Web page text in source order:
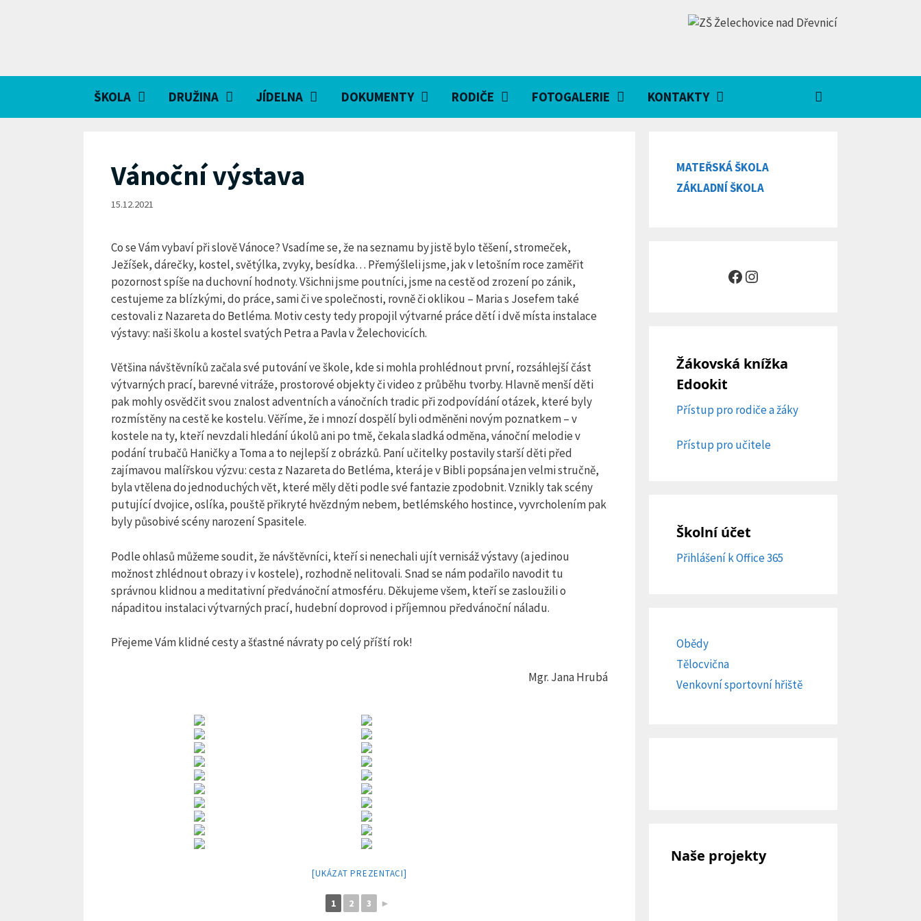
ŠKOLA DRUŽINA JÍDELNA DOKUMENTY RODIČE FOTOGALERIE KONTAKTY
Vánoční výstava
15.12.2021
Co se Vám vybaví při slově Vánoce? Vsadíme se, že na seznamu by jistě bylo těšení, stromeček,
Ježíšek, dárečky, kostel, světýlka, zvyky, besídka… Přemýšleli jsme, jak v letošním roce zaměřit
pozornost spíše na duchovní hodnoty. Všichni jsme poutníci, jsme na cestě od zrození po zánik,
cestujeme za blízkými, do práce, sami či ve společnosti, rovně či oklikou – Maria s Josefem také
cestovali z Nazareta do Betléma. Motiv cesty tedy propojil výtvarné práce dětí i dvě místa instalace
výstavy: naši školu a kostel svatých Petra a Pavla v Želechovicích.
Většina návštěvníků začala své putování ve škole, kde si mohla prohlédnout první, rozsáhlejší část
výtvarných prací, barevné vitráže, prostorové objekty či video z průběhu tvorby. Hlavně menší děti
pak mohly osvědčit svou znalost adventních a vánočních tradic při zodpovídání otázek, které byly
rozmístěny na cestě ke kostelu. Věříme, že i mnozí dospělí byli odměněni novým poznatkem – v
kostele na ty, kteří nevzdali hledání úkolů ani po tmě, čekala sladká odměna, vánoční melodie v
podání trubačů Haničky a Toma a to nejlepší z obrázků. Paní učitelky postavily starší děti před
zajímavou malířskou výzvu: cesta z Nazareta do Betléma, která je v Bibli popsána jen velmi stručně,
byla vtělena do jednoduchých vět, které měly děti podle své fantazie zpodobnit. Vznikly tak scény
putující dvojice, oslíka, pouště přikryté hvězdným nebem, betlémského hostince, vyvrcholením pak
byly působivé scény narození Spasitele.
Podle ohlasů můžeme soudit, že návštěvníci, kteří si nenechali ujít vernisáž výstavy (a jedinou
možnost zhlédnout obrazy i v kostele), rozhodně nelitovali. Snad se nám podařilo navodit tu
správnou klidnou a meditativní předvánoční atmosféru. Děkujeme všem, kteří se zasloužili o
nápaditou instalaci výtvarných prací, hudební doprovod i příjemnou předvánoční náladu.
Přejeme Vám klidné cesty a šťastné návraty po celý příští rok!
Mgr. Jana Hrubá
[UKÁZAT PREZENTACI]
1 2 3 ►
MATEŘSKÁ ŠKOLA
ZÁKLADNÍ ŠKOLA
Facebook
Instagram
Žákovská knížka
Edookit
Přístup pro rodiče a žáky
Přístup pro učitele
Školní účet
Přihlášení k Office 365
Obědy
Tělocvična
Venkovní sportovní hřiště
Naše projekty